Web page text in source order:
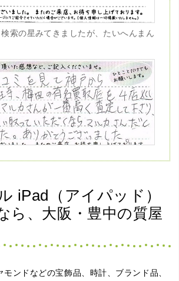
検索の星みてきましたが、たいへんまん
iPad（アイパッド）
ら、大阪・豊中の質屋
ンドなどの宝飾品、時計、ブランド品、